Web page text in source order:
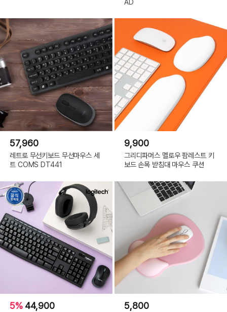
57,960
레트로 무선키보드 무선마우스 세
트 COMS DT441
9,900
그리디파머스 멜로우 팜레스트 키
보드 손목 받침대 마우스 쿠션
5% 44,900 5,800